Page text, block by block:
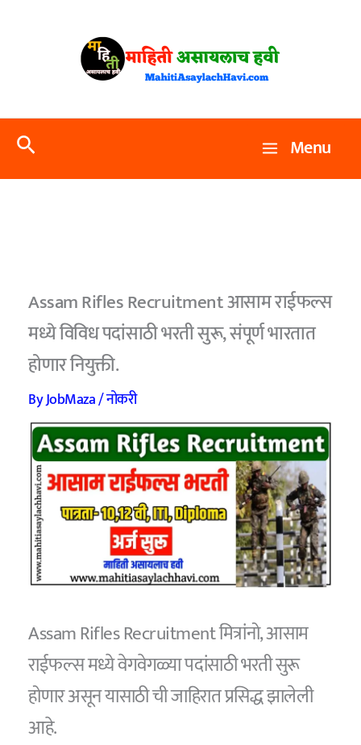
Search Menu
Assam Rifles Recruitment आसाम राईफल्स
मध्ये विविध पदांसाठी भरती सुरू, संपूर्ण भारतात
होणार नियुक्ती.
ByJobMaza/नोकरी
Assam Rifles Recruitment मित्रांनो, आसाम
राईफल्स मध्ये वेगवेगळ्या पदांसाठी भरती सुरू
होणार असून यासाठी ची जाहिरात प्रसिद्ध झालेली
आहे.